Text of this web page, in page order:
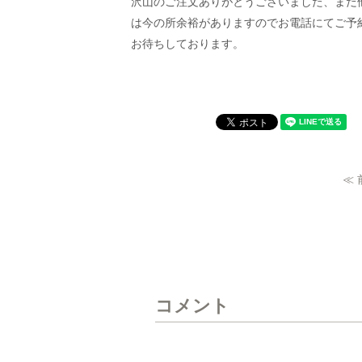
は今の所余裕がありますのでお電話にてご予
お待ちしております。
≪
コメント